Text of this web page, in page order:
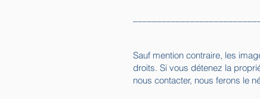
Sauf mention contraire, les
droits. Si vous détenez la
nous contacter, nous ferons le